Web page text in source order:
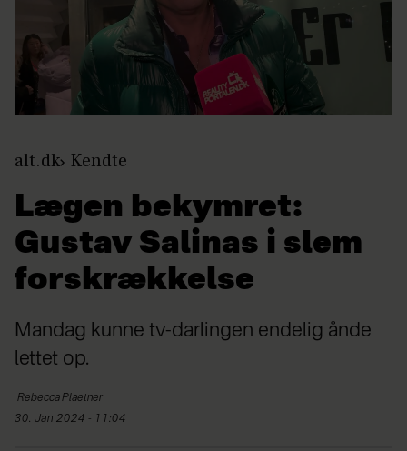
alt.dk Kendte
Lægen bekymret:
Gustav Salinas i slem
forskrækkelse
Mandag kunne tv-darlingen endelig ånde
lettet op.
RebeccaPlaetner
30. Jan 2024 - 11:04